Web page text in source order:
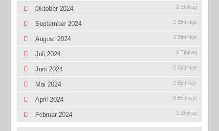
Oktober 2024 1 Eintrag
September 2024 2 Einträge
August 2024 3 Einträge
Juli 2024 1 Eintrag
Juni 2024 2 Einträge
Mai 2024 2 Einträge
April 2024 5 Einträge
Februar 2024 1 Eintrag